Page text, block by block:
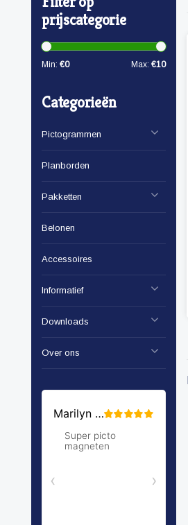
prijscategorie
Min: €0 Max: €10
Categorieën
Pictogrammen
Planborden
Pakketten
Belonen
Accessoires
Informatief
Downloads
Over ons